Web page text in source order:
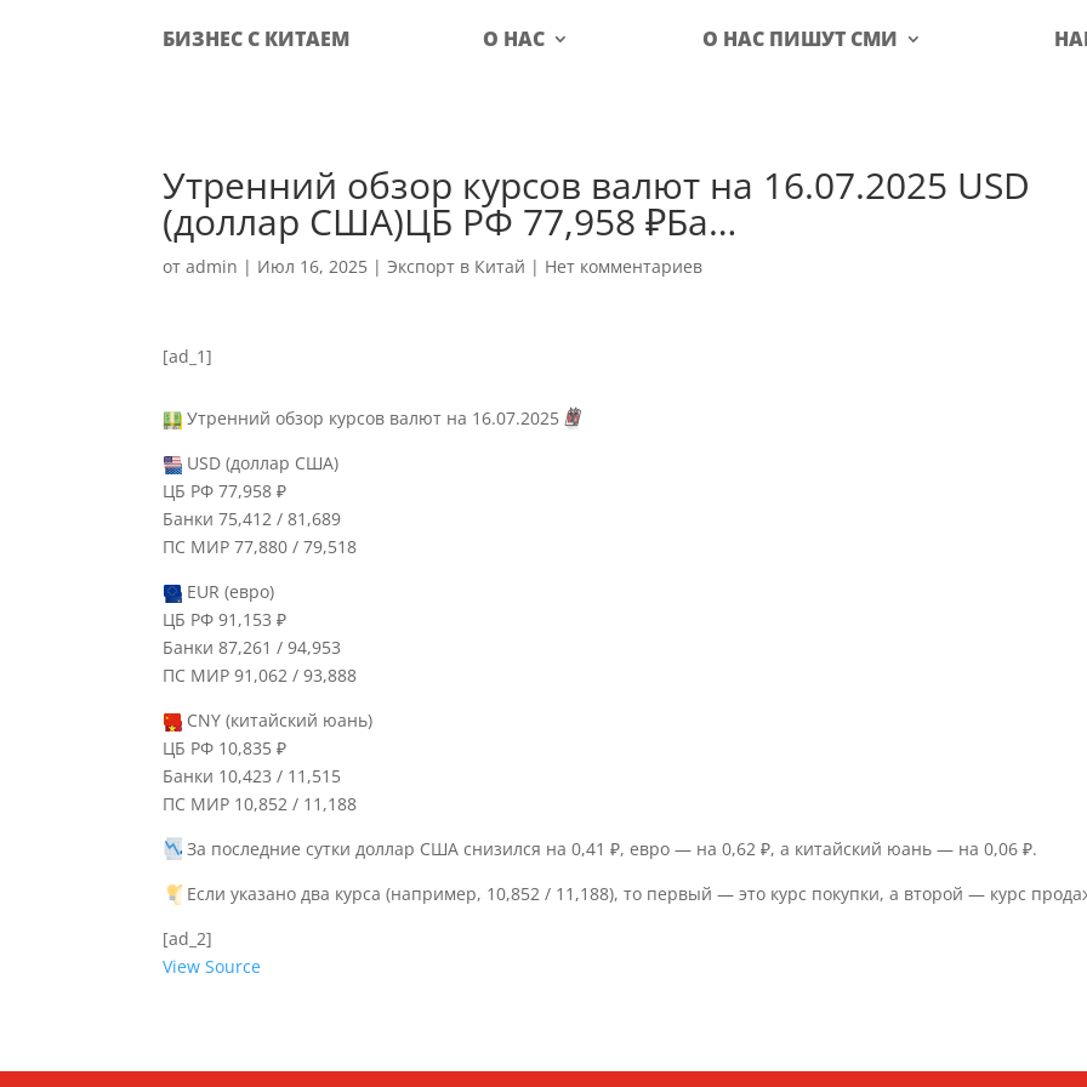
БИЗНЕС С КИТАЕМ О НАС О НАС ПИШУТ СМИ
Утренний обзор курсов валют на 16.07.2025 USD
(доллар США)ЦБ РФ 77,958 ₽Ба…
отadmin | Июл 16, 2025 |Экспорт в Китай | Нет комментариев
[ad_1]
Утренний обзор курсов валют на 16.07.2025🗓
USD (доллар США)
ЦБ РФ 77,958 ₽
Банки 75,412 / 81,689
ПС МИР 77,880 / 79,518
EUR (евро)
ЦБ РФ 91,153 ₽
Банки 87,261 / 94,953
ПС МИР 91,062 / 93,888
CNY (китайский юань)
ЦБ РФ 10,835 ₽
Банки 10,423 / 11,515
ПС МИР 10,852 / 11,188
За последние сутки доллар США снизился на 0,41 ₽, евро — на 0,62 ₽, а китайский юань — на 0,06 ₽.
Если указано два курса (например, 10,852 / 11,188), то первый — это курс покупки, а второй — курс
[ad_2]
View Source